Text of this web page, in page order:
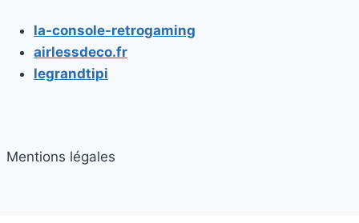
la-console-retrogaming
airlessdeco.fr
legrandtipi
Mentions légales